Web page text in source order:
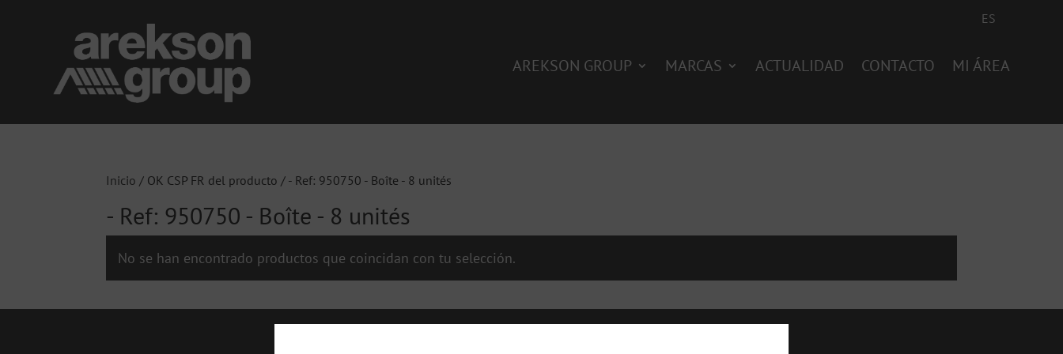
ES
AREKSON GROUP MARCAS ACTUALIDAD CONTACTO MI ÁREA
Inicio / OK CSP FR del producto / - Ref: 950750 - Boîte - 8 unités
- Ref: 950750 - Boîte - 8 unités
No se han encontrado productos que coincidan con tu selección.